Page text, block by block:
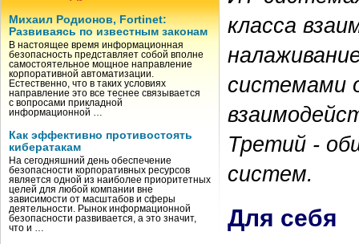
Михаил Родионов, Fortinet:
Развиваясь по известным законам
В настоящее время информационная
безопасность представляет собой вполне
самостоятельное мощное направление
корпоративной автоматизации.
Естественно, что в таких условиях
направление это все теснее связывается
с вопросами прикладной
информационной …
Как эффективно противостоять
кибератакам
На сегодняшний день обеспечение
безопасности корпоративных ресурсов
является одной из наиболее приоритетных
целей для любой компании вне
зависимости от масштабов и сферы
деятельности. Рынок информационной
безопасности развивается, а это значит,
что и …
класса
системами
Третий -
систем.
Для себя